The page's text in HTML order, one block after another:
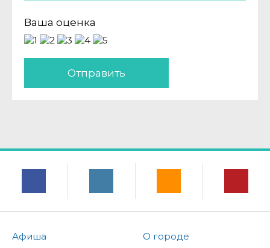
Ваша оценка
Отправить
Афиша
О городе